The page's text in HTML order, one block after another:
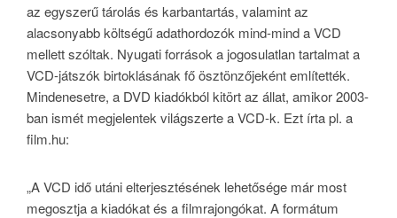
az egyszerű tárolás és karbantartás, valamint az
alacsonyabb költségű adathordozók mind-mind a VCD
mellett szóltak. Nyugati források a jogosulatlan tartalmat a
VCD-játszók birtoklásának fő ösztönzőjeként említették.
Mindenesetre, a DVD kiadókból kitört az állat, amikor 2003-
ban ismét megjelentek világszerte a VCD-k. Ezt írta pl. a
film.hu:
„A VCD idő utáni elterjesztésének lehetősége már most
megosztja a kiadókat és a filmrajongókat. A formátum